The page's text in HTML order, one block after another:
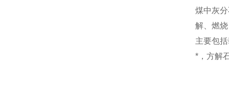
煤中灰
解、燃
主要包
*，方解